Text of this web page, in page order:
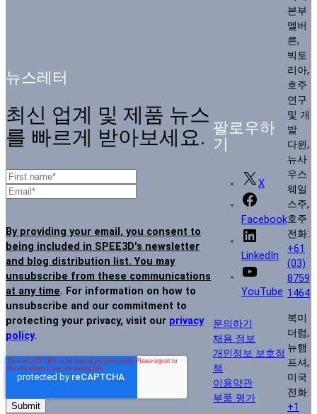
뉴스레터
최신 업계 및 제품 뉴스
를 빠르게 받아보세요.
By providing your email, you consent to
being included in SPEE3D's newsletter
and blog distribution list. You may
unsubscribe from these communications
at any time. For information on how to
unsubscribe and our commitment to
protecting your privacy, visit our privacy
policy.
팔로우하
기
X
Facebook
LinkedIn
YouTube
문의하기
채용 정보
개인정보 보호정
책
이용약관
부품 평가
본부
멜버
른,
빅토
리아,
호주
연구
및 개
발
다윈,
뉴사
우스
웨일
스주,
호주
전화:
+61
(03)
8759
1464
북미
더럼,
뉴햄
프셔,
미국
전화:
+1